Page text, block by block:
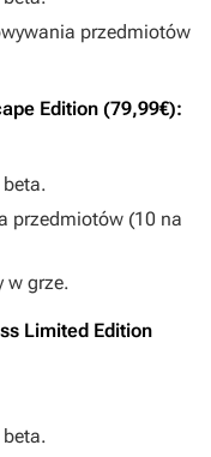
przedmiotów
Edition (79,99€):
przedmiotów (10 na
w grze.
Limited Edition